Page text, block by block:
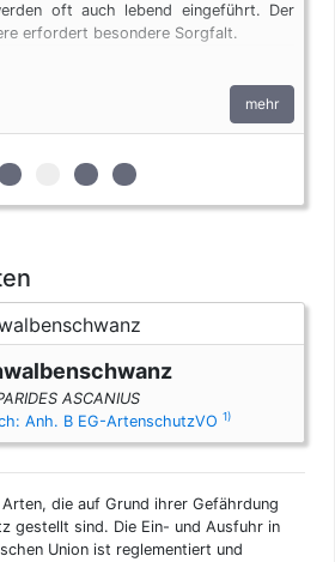
oft auch lebend eingeführt. Der
erfordert besondere Sorgfalt.
mehr
1. geschützten
zur 2. geschützten
zur 3. geschützten
zur 4. geschützten
ASCANIUS
Anh. B EG-ArtenschutzVO 1)
die auf Grund ihrer Gefährdung
gestellt sind. Die Ein- und Ausfuhr in
Union ist reglementiert und